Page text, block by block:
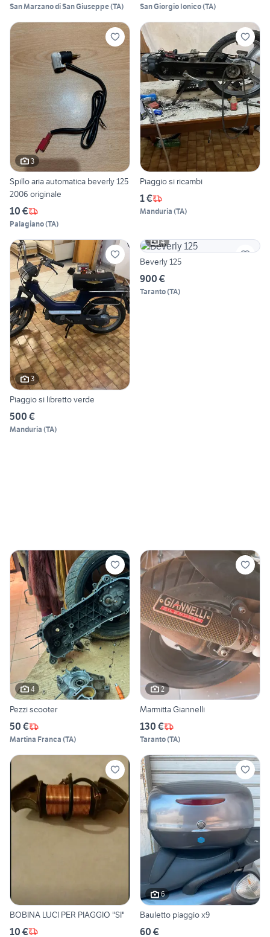
San Marzano di San Giuseppe(TA) San Giorgio Ionico(TA)
3
Spillo aria automatica beverly 125
2006 originale
10 €
Palagiano(TA)
Piaggio si ricambi
1 €
Manduria (TA)
3
Piaggio si libretto verde
500 €
Manduria (TA)
4
Beverly 125
900 €
Taranto(TA)
4
Pezzi scooter
50 €
Martina Franca (TA)
2
Marmitta Giannelli
130 €
Taranto(TA)
BOBINA LUCI PER PIAGGIO "SI"
10 €
6
Bauletto piaggio x9
60 €